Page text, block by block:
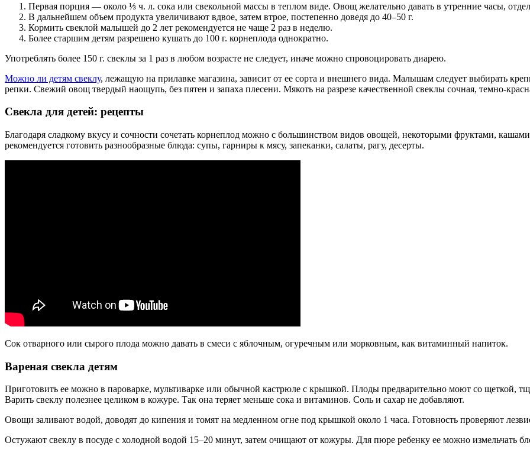
Первая порция — около ⅓ ч. л. сока или свекольной массы в теплом виде. Овощ желательно давать в утренние часы,
В дальнейшем объем продукта увеличивают вдвое, затем втрое, постепенно доведя до 40–50 г.
Кормить свеклой малышей до 2 лет рекомендуется не чаще 2 раз в неделю.
Более старшим детям разрешено кушать до 100 г. корнеплода однократно.
Употреблять более 150 г. свеклы за 1 раз в любом возрасте не следует, иначе можно спровоцировать диарею.
Можно ли детям свеклу, лежащую на прилавке магазина, зависит от ее сорта и внешнего вида. Малышам следует выбирать
репки. Свежий овощ твердый наощупь, без пятен и запаха плесени. Мякоть на разрезе качественной свеклы сочная, темно-
Свекла для детей: рецепты
Благодаря сладкому вкусу и сочности сочетать корнеплод можно с большинством видов овощей, некоторыми фруктами,
рекомендуется готовить разнообразные блюда: супы, гарниры к мясу, запеканки, салаты, рагу, десерты.
Сок отварного или сырого плода можно давать в смеси с яблочным, огуречным или морковным, как витаминный напиток.
Вареная свекла детям
Приготовить ее можно в пароварке, мультиварке или обычной кастрюле с крышкой. Плоды предварительно моют со щеткой,
Варить свеклу полезнее целиком в кожуре. Так она теряет меньше сока и витаминов. Соль и сахар не добавляют.
Овощи заливают водой, доводят до кипения и томят на медленном огне под крышкой около 1 часа. Готовность проверяют
Остужают свеклу в посуде с холодной водой 15–20 минут, затем очищают от кожуры. Для пюре ребенку ее можно измельчать